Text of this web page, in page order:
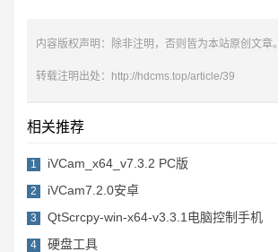
内容版权声明：除非注明，否则皆为本站原创文章。
转载注明出处： http://hdcms.top/article/39
相关推荐
1 iVCam_x64_v7.3.2 PC版
2 iVCam7.2.0安卓
3 QtScrcpy-win-x64-v3.3.1电脑控制手机
4 硬盘工具